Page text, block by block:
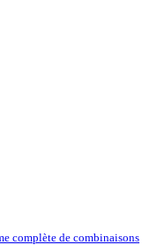
complète de combinaisons